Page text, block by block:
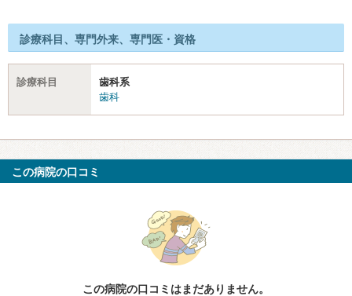
診療科目、専門外来、専門医・資格
診療科目
歯科系
歯科
この病院の口コミ
この病院の口コミはまだありません。